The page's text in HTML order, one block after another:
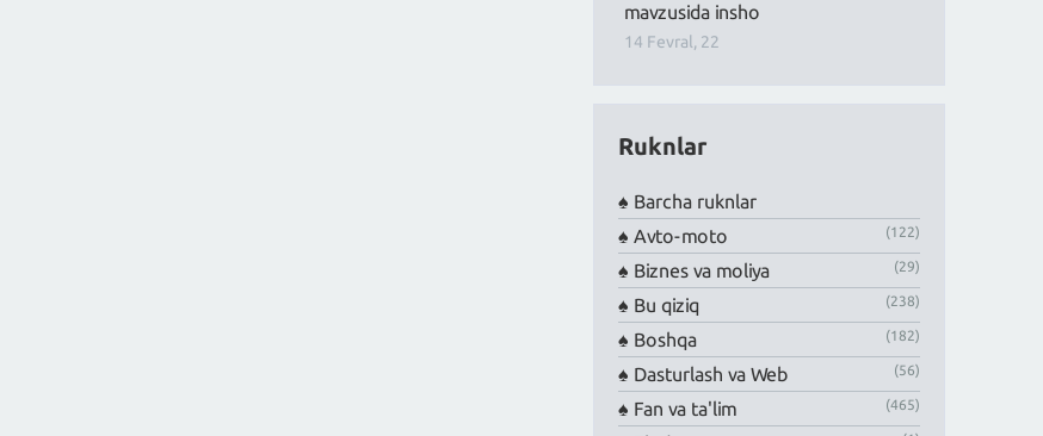
mavzusida insho
14 Fevral, 22
Ruknlar
Barcha ruknlar
Avto-moto
(122)
Biznes va moliya (29)
Bu qiziq (238)
Boshqa (182)
Dasturlash va Web (56)
Fan va ta'lim (465)